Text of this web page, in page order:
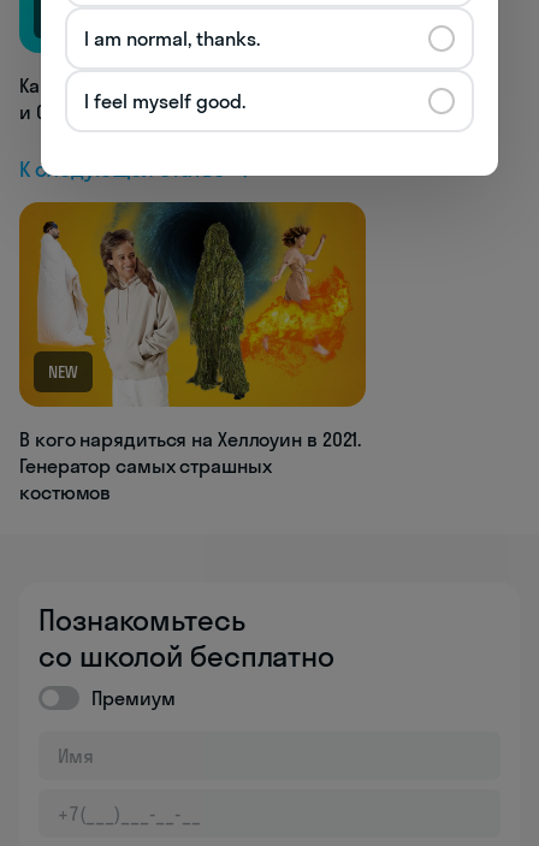
6.3K
Как празднуют свадьбу в России
и США: 7 ключевых отличий
К следующей статье
NEW
В кого нарядиться на Хеллоуин в 2021.
Генератор самых страшных
костюмов
Познакомьтесь
со школой бесплатно
Премиум
I am normal, thanks.
I feel myself good.